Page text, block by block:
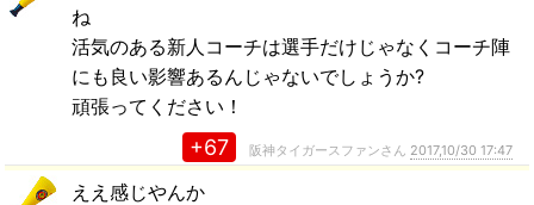
ね
活気のある新人コーチは選手だけじゃなくコーチ陣
にも良い影響あるんじゃないでしょうか?
頑張ってください！
+67 阪神タイガースファンさん 2017,10/30 17:47
ええ感じやんか